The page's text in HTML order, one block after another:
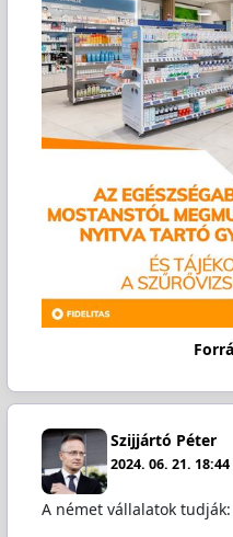
Szijjártó Péter
2024. 06. 21. 18:44
A német vállalatok